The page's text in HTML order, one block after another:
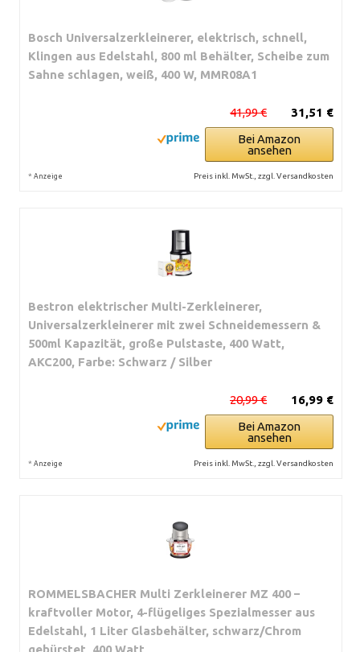
Bosch Universalzerkleinerer, elektrisch, schnell,
Klingen aus Edelstahl, 800 ml Behälter, Scheibe zum
Sahne schlagen, weiß, 400 W, MMR08A1
31,51 €
41,99 €
Bei Amazon
ansehen
* Anzeige Preis inkl. MwSt., zzgl. Versandkosten
Bestron elektrischer Multi-Zerkleinerer,
Universalzerkleinerer mit zwei Schneidemessern &
500ml Kapazität, große Pulstaste, 400 Watt,
AKC200, Farbe: Schwarz / Silber
16,99 €
20,99 €
Bei Amazon
ansehen
* Anzeige Preis inkl. MwSt., zzgl. Versandkosten
ROMMELSBACHER Multi Zerkleinerer MZ 400 –
kraftvoller Motor, 4-flügeliges Spezialmesser aus
Edelstahl, 1 Liter Glasbehälter, schwarz/Chrom
gebürstet, 400 Watt